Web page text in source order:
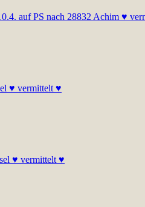
auf PS nach 28832 Achim ♥
♥ vermittelt ♥
♥ vermittelt ♥